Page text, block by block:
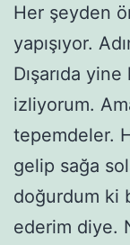
Her şeyden
yapışıyor.
Dışarıda
izliyorum.
tepemdeler.
gelip sağa
doğurdum ki
ederim diye.